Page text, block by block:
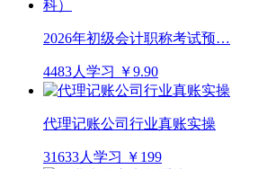
2026年初级会计职称考试预…
4483人学习 ￥9.90
代理记账公司行业真账实操
31633人学习 ￥199